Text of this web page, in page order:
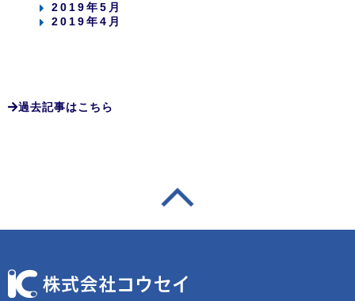
2019年5月
2019年4月
過去記事はこちら